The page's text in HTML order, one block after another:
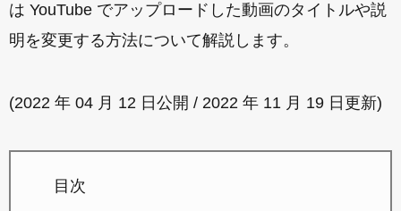
は YouTube でアップロードした動画のタイトルや説
明を変更する方法について解説します。
(2022 年 04 月 12 日公開 / 2022 年 11 月 19 日更新)
目次